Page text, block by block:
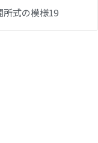
所式の模様19